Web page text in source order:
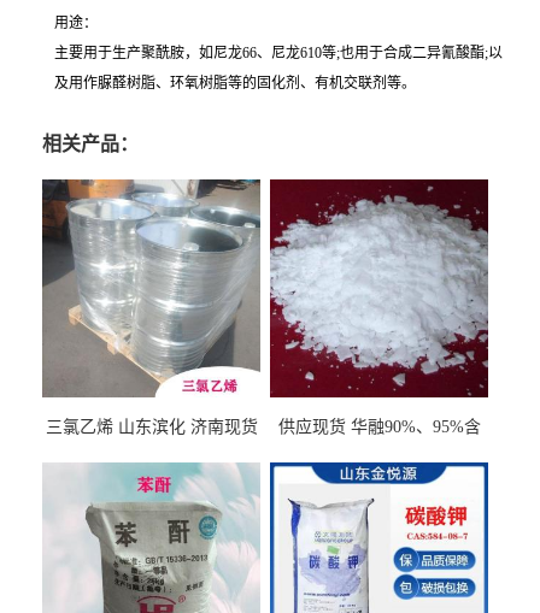
用途：
主要用于生产聚酰胺，如尼龙66、尼龙610等;也用于合成二异氰酸酯;以
及用作脲醛树脂、环氧树脂等的固化剂、有机交联剂等。
相关产品：
三氯乙烯 山东滨化 济南现货
供应现货 华融90%、95%含